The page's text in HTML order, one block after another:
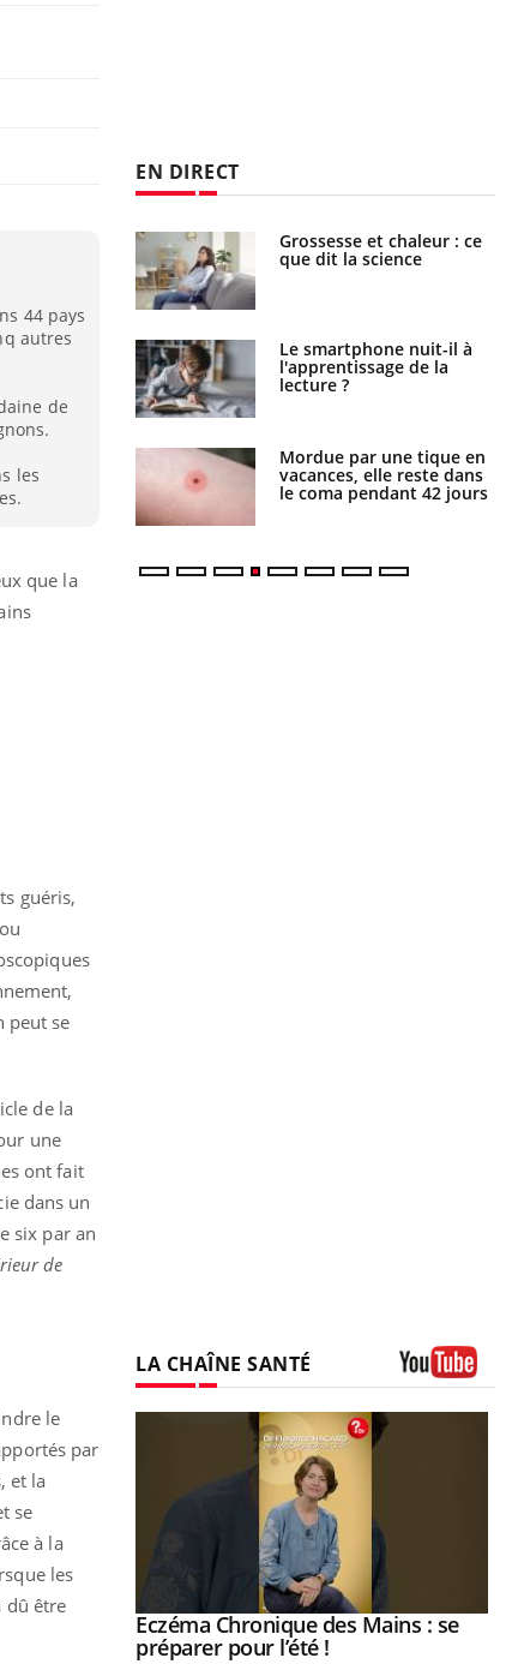
44 pays
autres
de
les
que la
guéris,
peut se
de la
une
ont fait
dans un
six par an
de
le
par
et la
se
à la
les
dû être
EN DIRECT
il
pourrait
être bénéfique
Grossesse et chaleur : ce
que dit la science
Le smartphone nuit-il à
l'apprentissage de la
lecture ?
Mordue par une tique en
vacances, elle reste dans
le coma pendant 42 jours
LA CHAÎNE SANTÉ
: et si on Youtube
Eczéma Chronique des Mains : se
préparer pour l’été !Youtube